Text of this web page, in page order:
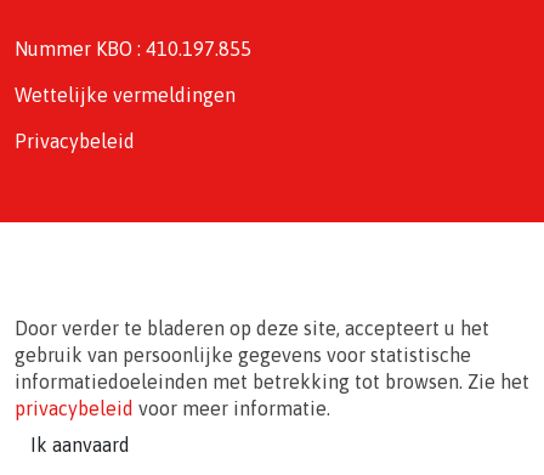
Nummer KBO : 410.197.855
Wettelijke vermeldingen
Privacybeleid
Door verder te bladeren op deze site, accepteert u het
gebruik van persoonlijke gegevens voor statistische
informatiedoeleinden met betrekking tot browsen. Zie het
privacybeleid voor meer informatie.
Ik aanvaard